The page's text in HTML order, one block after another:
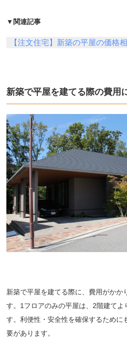
▼関連記事
【注文住宅】新築の平屋の価格
新築で平屋を建てる際の費用
新築で平屋を建てる際に、費用がかか
す。1フロアのみの平屋は、2階建て
す。利便性・安全性を確保するために
要があります。